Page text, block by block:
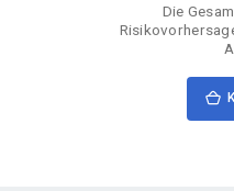
Die